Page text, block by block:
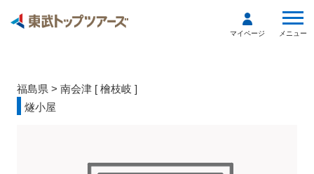
マイページ メニュー
福島県 > 南会津 [ 檜枝岐 ]
燧小屋